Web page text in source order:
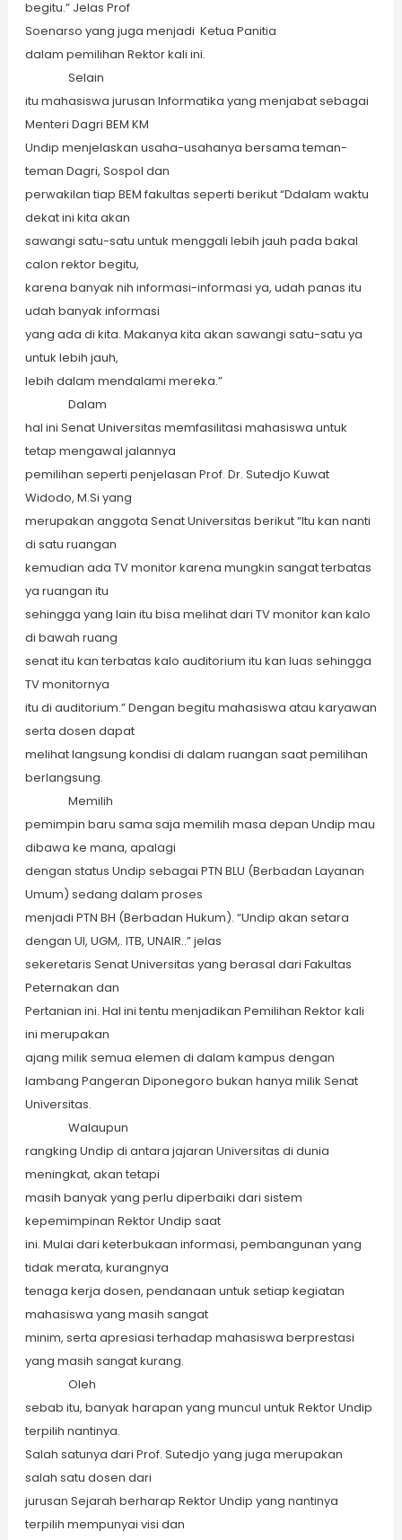
begitu.” Jelas Prof
Soenarso yang juga menjadi Ketua Panitia
dalam pemilihan Rektor kali ini.
Selain
itu mahasiswa jurusan Informatika yang menjabat sebagai
Menteri Dagri BEM KM
Undip menjelaskan usaha-usahanya bersama teman-
teman Dagri, Sospol dan
perwakilan tiap BEM fakultas seperti berikut “Ddalam waktu
dekat ini kita akan
sawangi satu-satu untuk menggali lebih jauh pada bakal
calon rektor begitu,
karena banyak nih informasi-informasi ya, udah panas itu
udah banyak informasi
yang ada di kita. Makanya kita akan sawangi satu-satu ya
untuk lebih jauh,
lebih dalam mendalami mereka.”
Dalam
hal ini Senat Universitas memfasilitasi mahasiswa untuk
tetap mengawal jalannya
pemilihan seperti penjelasan Prof. Dr. Sutedjo Kuwat
Widodo, M.Si yang
merupakan anggota Senat Universitas berikut “Itu kan nanti
di satu ruangan
kemudian ada TV monitor karena mungkin sangat terbatas
ya ruangan itu
sehingga yang lain itu bisa melihat dari TV monitor kan kalo
di bawah ruang
senat itu kan terbatas kalo auditorium itu kan luas sehingga
TV monitornya
itu di auditorium.” Dengan begitu mahasiswa atau karyawan
serta dosen dapat
melihat langsung kondisi di dalam ruangan saat pemilihan
berlangsung.
Memilih
pemimpin baru sama saja memilih masa depan Undip mau
dibawa ke mana, apalagi
dengan status Undip sebagai PTN BLU (Berbadan Layanan
Umum) sedang dalam proses
menjadi PTN BH (Berbadan Hukum). “Undip akan setara
dengan UI, UGM,. ITB, UNAIR..” jelas
sekeretaris Senat Universitas yang berasal dari Fakultas
Peternakan dan
Pertanian ini. Hal ini tentu menjadikan Pemilihan Rektor kali
ini merupakan
ajang milik semua elemen di dalam kampus dengan
lambang Pangeran Diponegoro bukan hanya milik Senat
Universitas.
Walaupun
rangking Undip di antara jajaran Universitas di dunia
meningkat, akan tetapi
masih banyak yang perlu diperbaiki dari sistem
kepemimpinan Rektor Undip saat
ini. Mulai dari keterbukaan informasi, pembangunan yang
tidak merata, kurangnya
tenaga kerja dosen, pendanaan untuk setiap kegiatan
mahasiswa yang masih sangat
minim, serta apresiasi terhadap mahasiswa berprestasi
yang masih sangat kurang.
Oleh
sebab itu, banyak harapan yang muncul untuk Rektor Undip
terpilih nantinya.
Salah satunya dari Prof. Sutedjo yang juga merupakan
salah satu dosen dari
jurusan Sejarah berharap Rektor Undip yang nantinya
terpilih mempunyai visi dan